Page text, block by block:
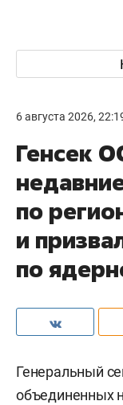
6 августа 2026,
Генсек
по
и
по
Генеральный
объединенных